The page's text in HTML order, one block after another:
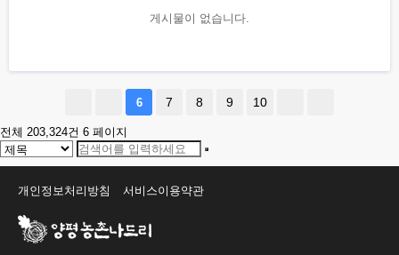
게시물이 없습니다.
6 7 8 9 10
전체 203,324건 6 페이지
개인정보처리방침 서비스이용약관